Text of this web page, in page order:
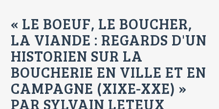
« LE BOEUF, LE BOUCHER,
LA VIANDE : REGARDS D'UN
HISTORIEN SUR LA
BOUCHERIE EN VILLE ET EN
CAMPAGNE (XIXE-XXE) »
PAR SYLVAIN LETEUX